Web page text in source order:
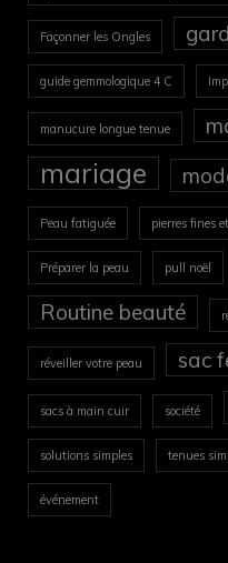
Façonner les Ongles
guide gemmologique 4 C
manucure longue tenue
mariage
Peau fatiguée pierres fines
Préparer la peau pull noël
Routine beauté
réveiller votre peau sac
sacs à main cuir société
solutions simples tenues
événement